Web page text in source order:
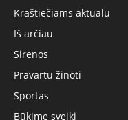
Kraštiečiams aktualu
Iš arčiau
Sirenos
Pravartu žinoti
Sportas
Būkime sveiki